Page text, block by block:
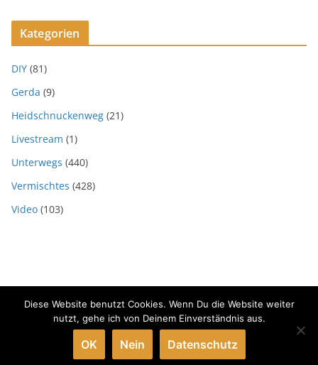
Kategorien
DIY (81)
Gerda (9)
Heidschnuckenweg (21)
Livestream (1)
Unterwegs (440)
Vermischtes (428)
Video (103)
Copyright © 2026 SVEN HOFFMANN MEDIENGESTALTER
Rechte vorbehalten.
ColorMagvon ThemeGrill. Präsentiert von
Diese Website benutzt Cookies. Wenn Du die Website weiter
nutzt, gehe ich von Deinem Einverständnis aus.
OK Nein Datenschutz